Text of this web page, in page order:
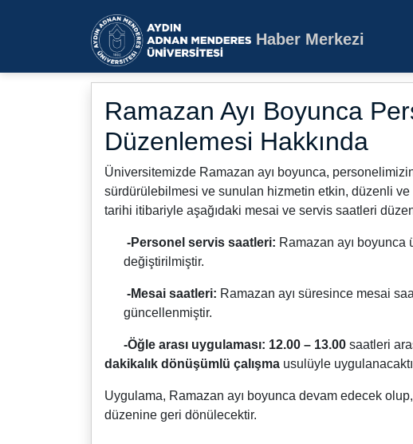
Aydın Adnan
Haber Merkezi
Ramazan Ayı Boyunca
Düzenlemesi Hakkında
Üniversitemizde Ramazan ayı boyunca,
sürdürülebilmesi ve sunulan hizmetin etkin, düzenli
tarihi itibariyle aşağıdaki mesai ve servis saatleri
-Personel servis saatleri: Ramazan ayı boyunca
değiştirilmiştir.
-Mesai saatleri: Ramazan ayı süresince mesai
güncellenmiştir.
-Öğle arası uygulaması: 12.00 – 13.00 saatleri
dakikalık dönüşümlü çalışma usulüyle
Uygulama, Ramazan ayı boyunca devam edecek olup,
düzenine geri dönülecektir.